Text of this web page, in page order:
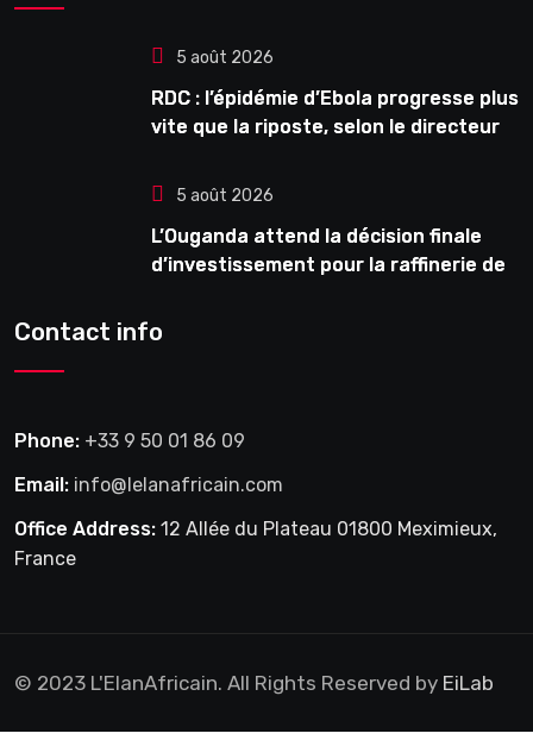
5 août 2026
RDC : l’épidémie d’Ebola progresse plus
vite que la riposte, selon le directeur
5 août 2026
L’Ouganda attend la décision finale
d’investissement pour la raffinerie de
Contact info
Phone: +33 9 50 01 86 09
Email: info@lelanafricain.com
Office Address: 12 Allée du Plateau 01800 Meximieux,
France
© 2023 L'ElanAfricain. All Rights Reserved by EiLab